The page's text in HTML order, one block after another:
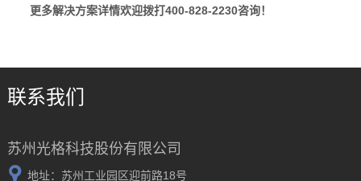
更多解决方案详情欢迎拨打400-828-2230咨询！
联系我们
苏州光格科技股份有限公司
地址：苏州工业园区迎前路18号